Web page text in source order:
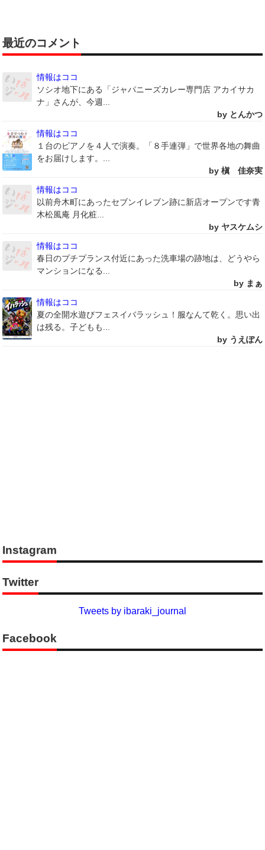
最近のコメント
情報はココ
ソシオ地下にある「ジャパニーズカレー専門店 アカイサカ
ナ」さんが、今週...
by とんかつ
情報はココ
１台のピアノを４人で演奏。「８手連弾」で世界各地の舞曲
をお届けします。...
by 槇 佳奈実
情報はココ
以前舟木町にあったセブンイレブン跡に新店オープンです青
木松風庵 月化粧...
by ヤスケムシ
情報はココ
春日のプチプランス付近にあった洗車場の跡地は、どうやら
マンションになる...
by まぁ
情報はココ
夏の全開水遊びフェスイバラッシュ！服なんて乾く。思い出
は残る。子どもも...
by うえぽん
Instagram
Twitter
Tweets by ibaraki_journal
Facebook